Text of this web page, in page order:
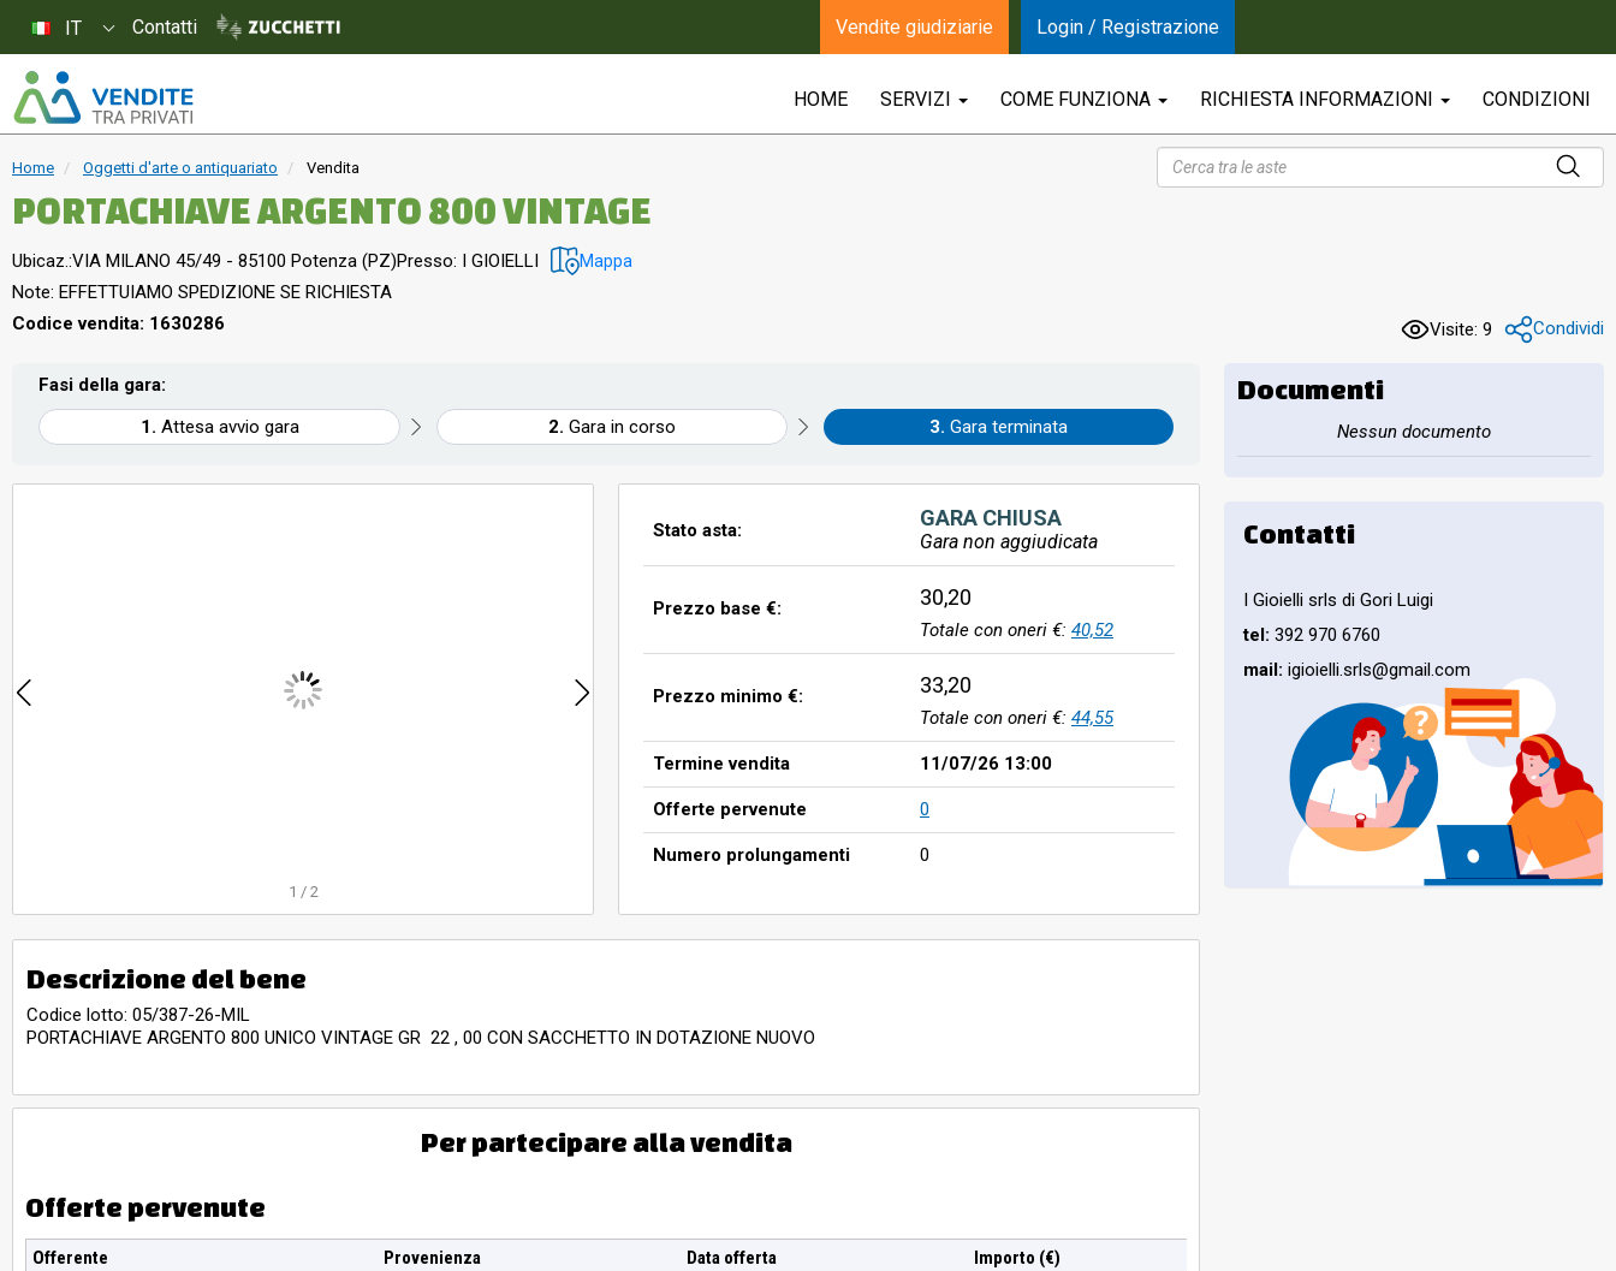
HOME SERVIZI COME FUNZIONA RICHIESTA INFORMAZIONI CONDIZIONI
Home Oggetti d'arte o antiquariato Vendita
PORTACHIAVE ARGENTO 800 VINTAGE
Ubicaz.:VIA MILANO 45/49 - 85100 Potenza (PZ)Presso: I GIOIELLI Mappa
Note: EFFETTUIAMO SPEDIZIONE SE RICHIESTA
Codice vendita: 1630286
Visite: 9 Condividi
Fasi della gara:
Attesa avvio gara
Gara in corso Gara terminata
1 / 2
Stato asta: GARA CHIUSA
Gara non aggiudicata
Prezzo base €: 30,20
Totale con oneri €: 40,52
Prezzo minimo €: 33,20
Totale con oneri €: 44,55
Termine vendita 11/07/26 13:00
Offerte pervenute 0
Numero prolungamenti 0
Descrizione del bene
Codice lotto: 05/387-26-MIL
PORTACHIAVE ARGENTO 800 UNICO VINTAGE GR 22 , 00 CON SACCHETTO IN DOTAZIONE NUOVO
Per partecipare alla vendita
Offerte pervenute
Offerente Provenienza Data offerta
Importo (€)
Documenti
Nessun documento
Contatti
I Gioielli srls di Gori Luigi
tel: 392 970 6760
mail: igioielli.srls@gmail.com
IT Contatti Vendite giudiziarie Login / Registrazione